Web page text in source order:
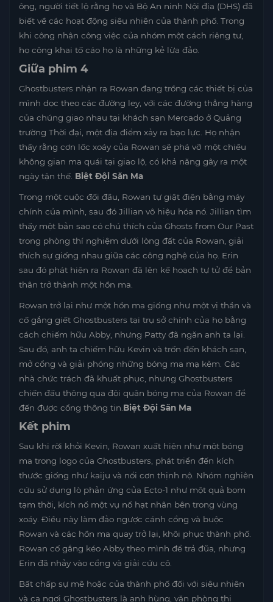
ông, người tiết lộ rằng họ và Bộ An ninh Nội địa (DHS) đã
biết về các hoạt động siêu nhiên của thành phố. Trong
khi công nhận công việc của nhóm một cách riêng tư,
họ công khai tố cáo họ là những kẻ lừa đảo.
Giữa phim 4
Ghostbusters nhận ra Rowan đang trồng các thiết bị của
mình dọc theo các đường ley, với các đường thẳng hàng
của chúng giao nhau tại khách sạn Mercado ở Quảng
trường Thời đại, một địa điểm xảy ra bạo lực. Họ nhận
thấy rằng cơn lốc xoáy của Rowan sẽ phá vỡ một chiều
không gian ma quái tại giao lộ, có khả năng gây ra một
ngày tận thế. Biệt Đội Săn Ma
Trong một cuộc đối đầu, Rowan tự giật điện bằng máy
chính của mình, sau đó Jillian vô hiệu hóa nó. Jillian tìm
thấy một bản sao có chú thích của Ghosts from Our Past
trong phòng thí nghiệm dưới lòng đất của Rowan, giải
thích sự giống nhau giữa các công nghệ của họ. Erin
sau đó phát hiện ra Rowan đã lên kế hoạch tự tử để bản
thân trở thành một hồn ma.
Rowan trở lại như một hồn ma giống như một vị thần và
cố gắng giết Ghostbusters tại trụ sở chính của họ bằng
cách chiếm hữu Abby, nhưng Patty đã ngăn anh ta lại.
Sau đó, anh ta chiếm hữu Kevin và trốn đến khách sạn,
mở cổng và giải phóng những bóng ma mạ kẽm. Các
nhà chức trách đã khuất phục, nhưng Ghostbusters
chiến đấu thông qua đội quân bóng ma của Rowan để
đến được cổng thông tin.Biệt Đội Săn Ma
Kết phim
Sau khi rời khỏi Kevin, Rowan xuất hiện như một bóng
ma trong logo của Ghostbusters, phát triển đến kích
thước giống như kaiju và nổi cơn thịnh nộ. Nhóm nghiên
cứu sử dụng lò phản ứng của Ecto-1 như một quả bom
tạm thời, kích nổ một vụ nổ hạt nhân bên trong vùng
xoáy. Điều này làm đảo ngược cánh cổng và buộc
Rowan và các hồn ma quay trở lại, khôi phục thành phố.
Rowan cố gắng kéo Abby theo mình để trả đũa, nhưng
Erin đã nhảy vào cổng và giải cứu cô.
Bất chấp sự mê hoặc của thành phố đối với siêu nhiên
và ca ngợi Ghostbusters là anh hùng, văn phòng thị